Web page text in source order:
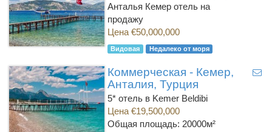
Анталья Кемер отель на
продажу
Цена €50,000,000
Видовая Недалеко от моря
Коммерческая - Кемер,
Анталия, Турция
5* отель в Kemer Beldibi
Цена €19,500,000
Общая площадь: 20000м²